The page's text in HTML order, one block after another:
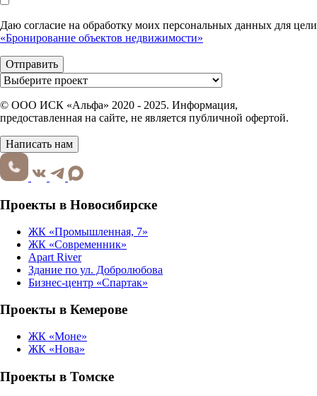
Даю согласие на обработку моих персональных данных для цели
«Бронирование объектов недвижимости»
© ООО ИСК «Альфа» 2020 - 2025. Информация,
предоставленная на сайте, не является публичной офертой.
Написать нам
Проекты в Новосибирске
ЖК «Промышленная, 7»
ЖК «Современник»
Apart River
Здание по ул. Добролюбова
Бизнес-центр «Спартак»
Проекты в Кемерове
ЖК «Моне»
ЖК «Нова»
Проекты в Томске